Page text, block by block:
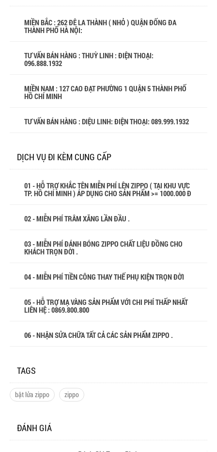
MIỀN BẮC : 262 ĐÊ LA THÀNH ( NHỎ ) QUẬN ĐỐNG ĐA
THÀNH PHỐ HÀ NỘI:
TƯ VẤN BÁN HÀNG : THUỲ LINH : ĐIỆN THOẠI:
096.888.1932
MIỀN NAM : 127 CAO ĐẠT PHƯỜNG 1 QUẬN 5 THÀNH PHỐ
HỒ CHÍ MINH
TƯ VẤN BÁN HÀNG : DIỆU LINH: ĐIỆN THOẠI: 089.999.1932
DỊCH VỤ ĐI KÈM CUNG CẤP
01 - HỖ TRỢ KHẮC TÊN MIỄN PHÍ LÊN ZIPPO ( TẠI KHU VỰC
TP. HỒ CHÍ MINH ) ÁP DỤNG CHO SẢN PHẨM >= 1000.000 Đ
02 - MIỄN PHÍ TRÂM XĂNG LẦN ĐẦU .
03 - MIỄN PHÍ ĐÁNH BÓNG ZIPPO CHẤT LIỆU ĐỒNG CHO
KHÁCH TRỌN ĐỜI .
04 - MIỄN PHÍ TIỀN CÔNG THAY THẾ PHỤ KIỆN TRỌN ĐỜI
05 - HỖ TRỢ MẠ VÀNG SẢN PHẨM VỚI CHI PHÍ THẤP NHẤT
LIÊN HỆ : 0869.800.800
06 - NHẬN SỬA CHỮA TẤT CẢ CÁC SẢN PHẨM ZIPPO .
TAGS
bật lửa zippo zippo
ĐÁNH GIÁ